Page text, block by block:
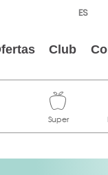
Club